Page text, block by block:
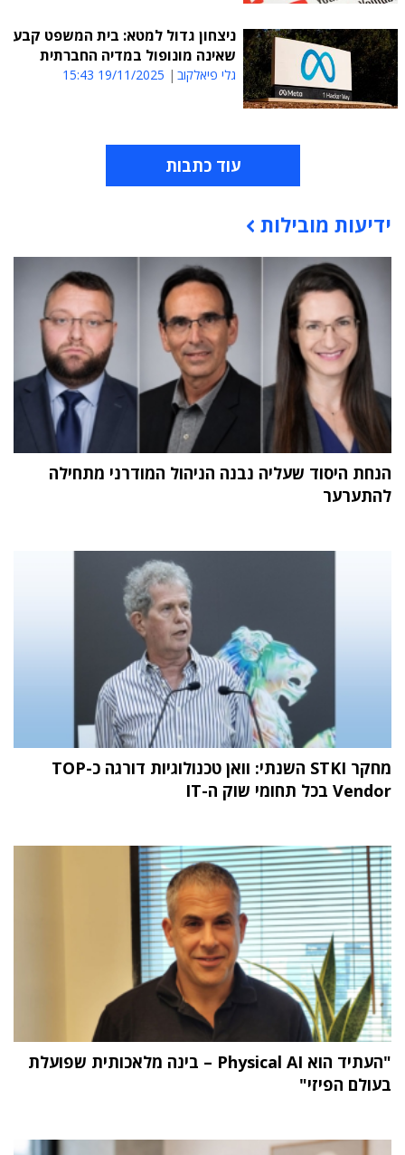
ניצחון גדול למטא: בית המשפט קבע
שאינה מונופול במדיה החברתית
גלי פיאלקוב 19/11/2025 15:43
עוד כתבות
תוכן פרסומי
ידיעות מובילות
הנחת היסוד שעליה נבנה הניהול המודרני מתחילה
להתערער
מחקר STKI השנתי: וואן טכנולוגיות דורגה כ-TOP
Vendor בכל תחומי שוק ה-IT
"העתיד הוא Physical AI – בינה מלאכותית שפועלת
בעולם הפיזי"